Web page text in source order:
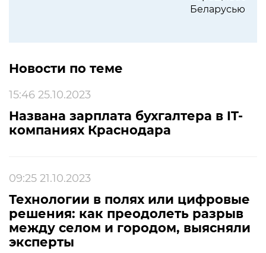
Беларусью
Новости по теме
15:46 25.10.2023
Названа зарплата бухгалтера в IT-
компаниях Краснодара
09:25 21.10.2023
Технологии в полях или цифровые
решения: как преодолеть разрыв
между селом и городом, выясняли
эксперты